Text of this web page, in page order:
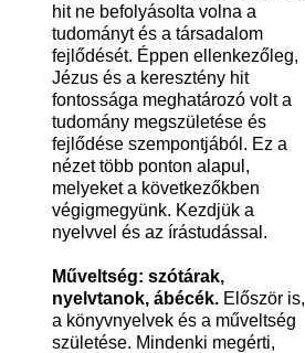
hit ne befolyásolta volna a
tudományt és a társadalom
fejlődését. Éppen ellenkezőleg,
Jézus és a keresztény hit
fontossága meghatározó volt a
tudomány megszületése és
fejlődése szempontjából. Ez a
nézet több ponton alapul,
melyeket a következőkben
végigmegyünk. Kezdjük a
nyelvvel és az írástudással.
Műveltség: szótárak,
nyelvtanok, ábécék. Először is,
a könyvnyelvek és a műveltség
születése. Mindenki megérti,